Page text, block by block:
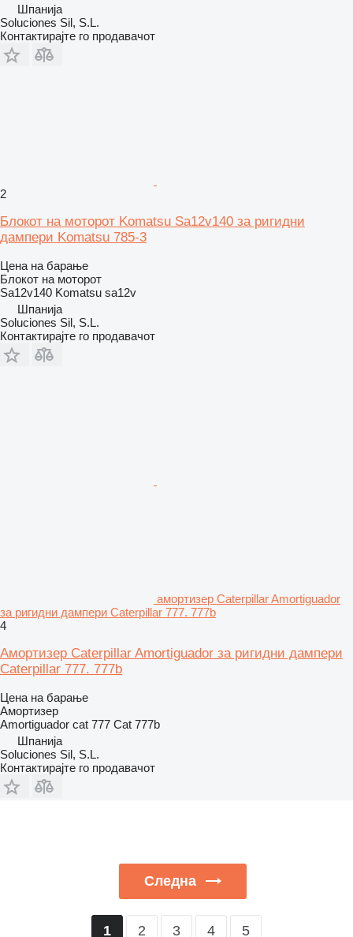
Шпанија
Soluciones Sil, S.L.
Контактирајте го продавачот
2
Блокот на моторот Komatsu Sa12v140 за ригидни
дампери Komatsu 785-3
Цена на барање
Блокот на моторот
Sa12v140 Komatsu sa12v
Шпанија
Soluciones Sil, S.L.
Контактирајте го продавачот
амортизер Caterpillar Amortiguador
за ригидни дампери Caterpillar 777. 777b
4
Амортизер Caterpillar Amortiguador за ригидни дампери
Caterpillar 777. 777b
Цена на барање
Амортизер
Amortiguador cat 777 Cat 777b
Шпанија
Soluciones Sil, S.L.
Контактирајте го продавачот
Следна
1 2 3 4 5